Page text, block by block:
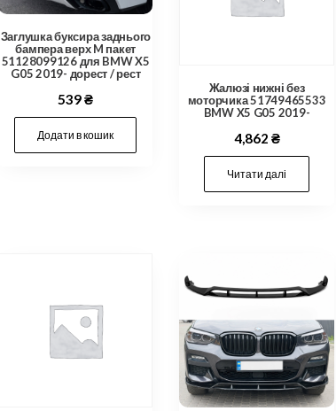
Заглушка буксира заднього
бампера верх M пакет
51128099126 для BMW X5
G05 2019- дорест / рест
539₴
Додати в кошик
Жалюзі нижні без
моторчика 51749465533
BMW X5 G05 2019-
4,862 ₴
Читати далі